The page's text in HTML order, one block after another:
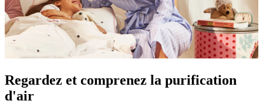
Regardez et comprenez la purification
d'air